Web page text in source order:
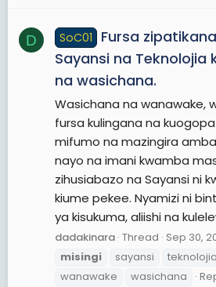
D SoC01
Fursa
Sayansi na Teknolojia
na wasichana.
Wasichana na wanawake,
fursa kulingana na
mifumo na mazingira
nayo na imani kwamba
zihusiabazo na Sayansi ni
kiume pekee. Nyamizi ni
ya kisukuma, aliishi na
dadakinara Thread Sep 30,
misingi
sayansi teknolojia
wanawake
wasichana